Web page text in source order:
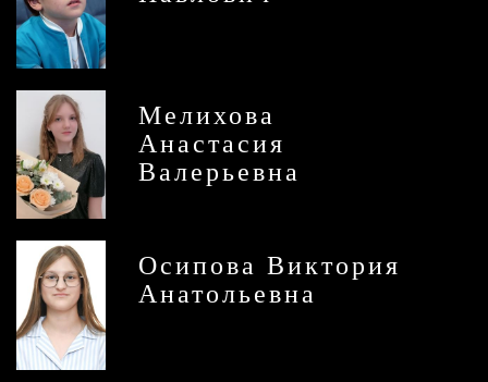
Мелихова
Анастасия
Валерьевна
Осипова Виктория
Анатольевна